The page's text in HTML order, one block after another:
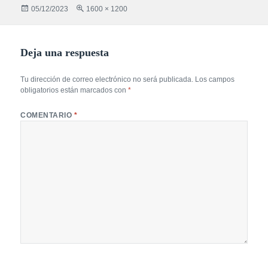
Publicado
05/12/2023
Tamaño
1600 × 1200
Deja una respuesta
Tu dirección de correo electrónico no será publicada. Los campos
obligatorios están marcados con*
COMENTARIO *